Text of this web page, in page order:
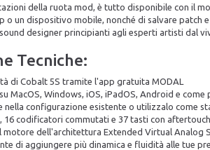
della ruota mod, è tutto disponibile con il
o un dispositivo mobile, nonché di salvare patch
designer principianti agli esperti artisti dal
Tecniche:
di Cobalt 5S tramite l'app gratuita MODAL
MacOS, Windows, iOS, iPadOS, Android e come
configurazione esistente o utilizzalo come
16 codificatori commutati e 37 tasti con
dell'architettura Extended Virtual Analog
di aggiungere più dinamica e fluidità alle tue